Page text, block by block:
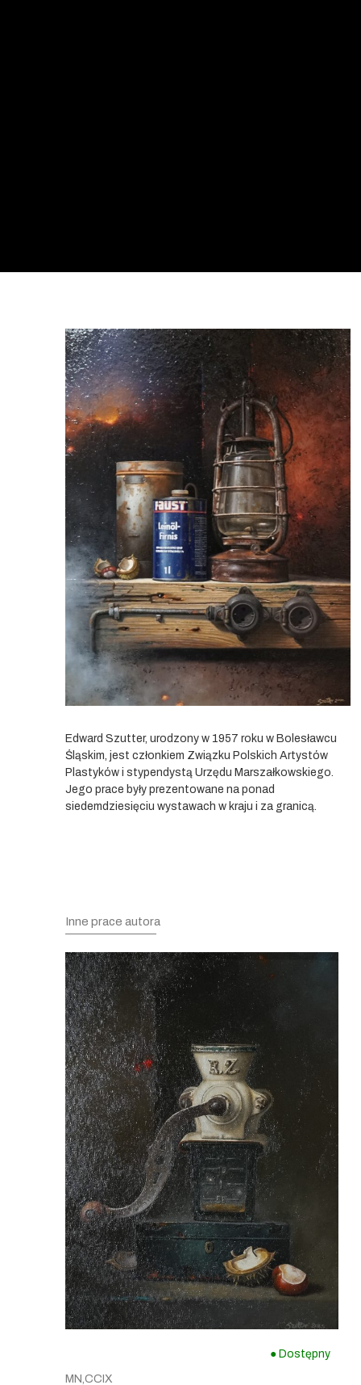
Edward Szutter, urodzony w 1957 roku w Bolesławcu
Śląskim, jest członkiem Związku Polskich Artystów
Plastyków i stypendystą Urzędu Marszałkowskiego.
Jego prace były prezentowane na ponad
siedemdziesięciu wystawach w kraju i za granicą.
Inne prace autora
● Dostępny
MN,CCIX